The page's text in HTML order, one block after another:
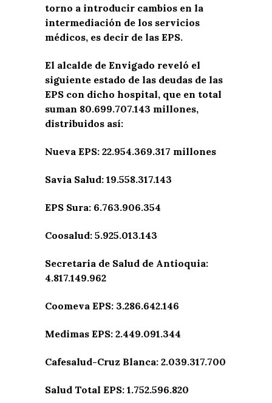
torno a introducir cambios en la
intermediación de los servicios
médicos, es decir de las EPS.
El alcalde de Envigado reveló el
siguiente estado de las deudas de las
EPS con dicho hospital, que en total
suman 80.699.707.143 millones,
distribuidos así:
Nueva EPS: 22.954.369.317 millones
Savia Salud: 19.558.317.143
EPS Sura: 6.763.906.354
Coosalud: 5.925.013.143
Secretaria de Salud de Antioquia:
4.817.149.962
Coomeva EPS: 3.286.642.146
Medimas EPS: 2.449.091.344
Cafesalud-Cruz Blanca: 2.039.317.700
Salud Total EPS: 1.752.596.820